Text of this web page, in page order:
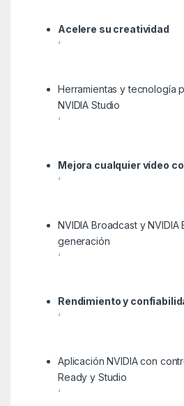
Acelere su creatividad
‘
Herramientas y tecnología
NVIDIA Studio
‘
Mejora cualquier vídeo
‘
NVIDIA Broadcast y
generación
‘
Rendimiento y
‘
Aplicación NVIDIA con
Ready y Studio
‘